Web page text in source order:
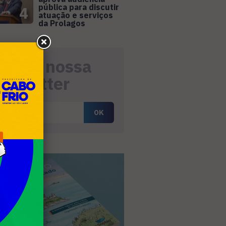
4
pública para discutir
atuação e serviços
da Prolagos
nossa